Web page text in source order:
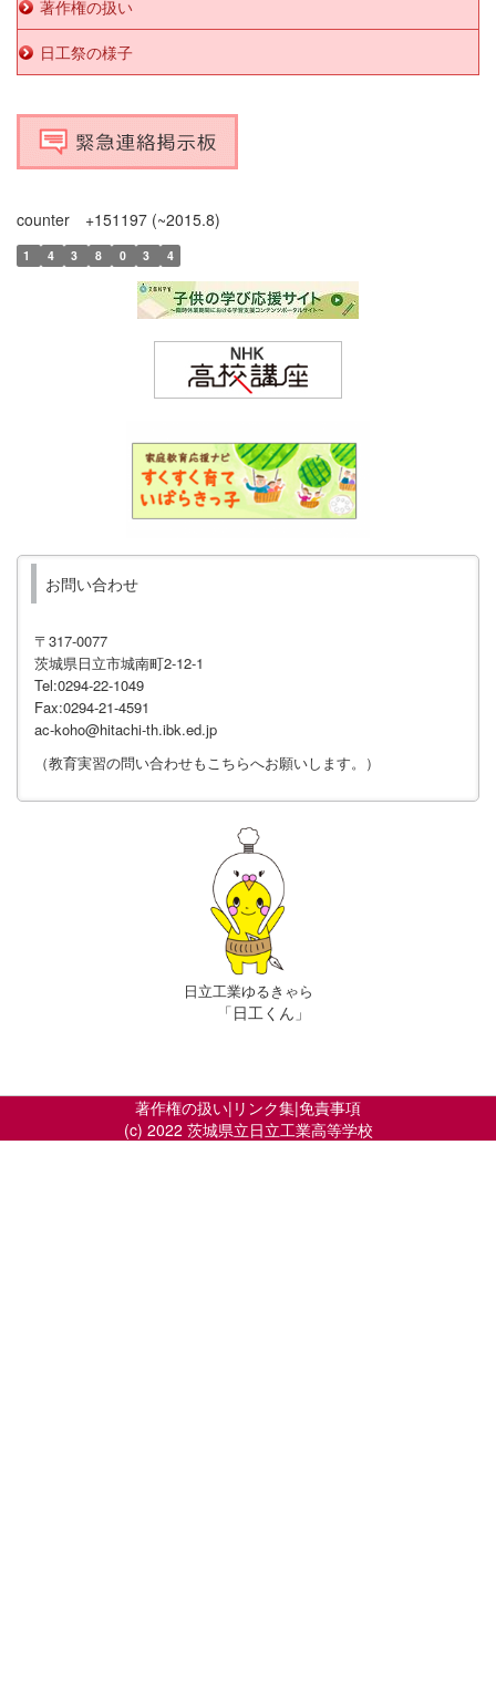
著作権の扱い
日工祭の様子
counter +151197 (~2015.8)
1 4 3 8 0 3 4
お問い合わせ
〒317-0077
茨城県日立市城南町2-12-1
Tel:0294-22-1049
Fax:0294-21-4591
ac-koho@hitachi-th.ibk.ed.jp
（教育実習の問い合わせもこちらへお願いします。）
日立工業ゆるきゃら
「日工くん」
著作権の扱い| リンク集|免責事項
(c) 2022 茨城県立日立工業高等学校